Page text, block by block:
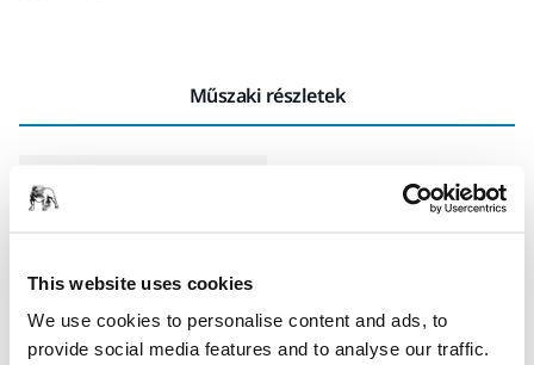
This website uses cookies
We use cookies to personalise content and ads, to
provide social media features and to analyse our traffic.
Műszaki részletek
Hossz